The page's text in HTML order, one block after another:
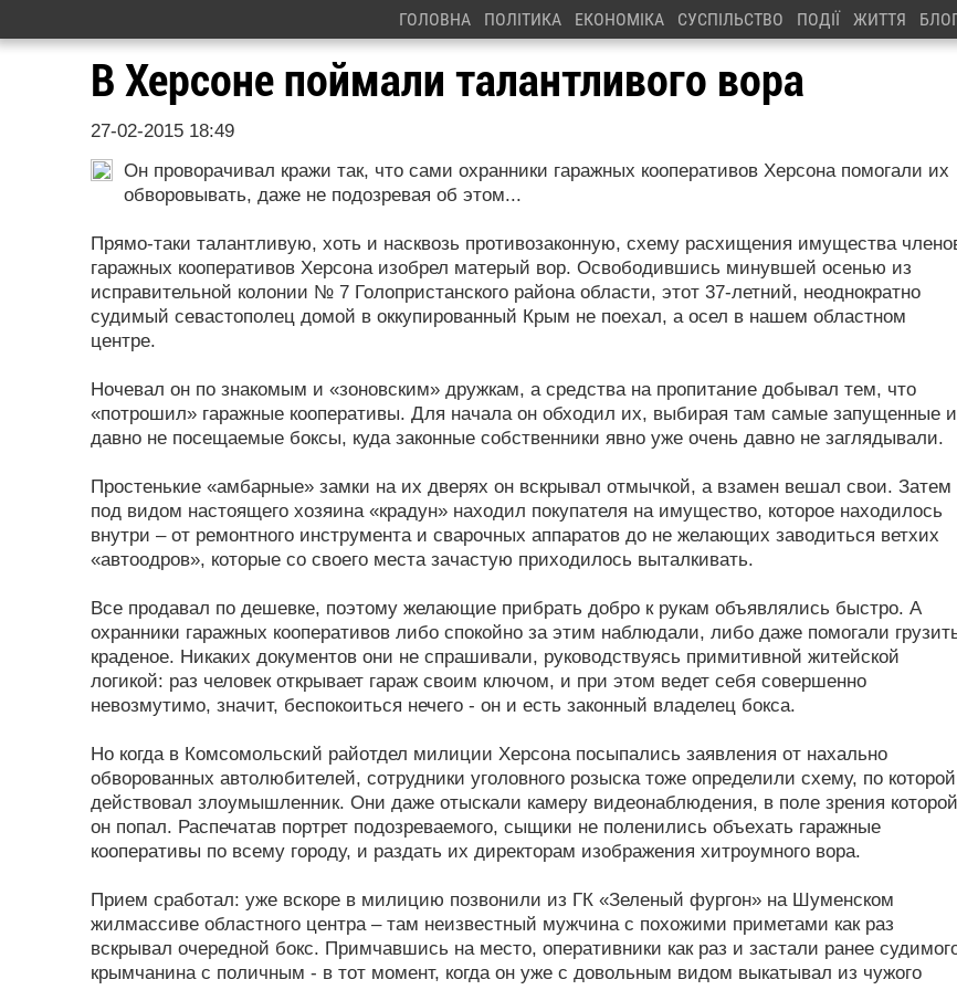
ГОЛОВНА ПОЛІТИКА ЕКОНОМІКА СУСПІЛЬСТВО ПОДІЇ ЖИТТЯ
В Херсоне поймали талантливого вора
27-02-2015 18:49
Он проворачивал кражи так, что сами охранники гаражных кооперативов Херсона помогали их
обворовывать, даже не подозревая об этом...
Прямо-таки талантливую, хоть и насквозь противозаконную, схему расхищения имущества
гаражных кооперативов Херсона изобрел матерый вор. Освободившись минувшей осенью из
исправительной колонии № 7 Голопристанского района области, этот 37-летний, неоднократно
судимый севастополец домой в оккупированный Крым не поехал, а осел в нашем областном
центре.
Ночевал он по знакомым и «зоновским» дружкам, а средства на пропитание добывал тем, что
«потрошил» гаражные кооперативы. Для начала он обходил их, выбирая там самые запущенные и
давно не посещаемые боксы, куда законные собственники явно уже очень давно не заглядывали.
Простенькие «амбарные» замки на их дверях он вскрывал отмычкой, а взамен вешал свои. Затем
под видом настоящего хозяина «крадун» находил покупателя на имущество, которое находилось
внутри – от ремонтного инструмента и сварочных аппаратов до не желающих заводиться ветхих
«автоодров», которые со своего места зачастую приходилось выталкивать.
Все продавал по дешевке, поэтому желающие прибрать добро к рукам объявлялись быстро. А
охранники гаражных кооперативов либо спокойно за этим наблюдали, либо даже помогали
краденое. Никаких документов они не спрашивали, руководствуясь примитивной житейской
логикой: раз человек открывает гараж своим ключом, и при этом ведет себя совершенно
невозмутимо, значит, беспокоиться нечего - он и есть законный владелец бокса.
Но когда в Комсомольский райотдел милиции Херсона посыпались заявления от нахально
обворованных автолюбителей, сотрудники уголовного розыска тоже определили схему, по которой
действовал злоумышленник. Они даже отыскали камеру видеонаблюдения, в поле зрения которой
он попал. Распечатав портрет подозреваемого, сыщики не поленились объехать гаражные
кооперативы по всему городу, и раздать их директорам изображения хитроумного вора.
Прием сработал: уже вскоре в милицию позвонили из ГК «Зеленый фургон» на Шуменском
жилмассиве областного центра – там неизвестный мужчина с похожими приметами как раз
вскрывал очередной бокс. Примчавшись на место, оперативники как раз и застали ранее
крымчанина с поличным - в тот момент, когда он уже с довольным видом выкатывал из чужого